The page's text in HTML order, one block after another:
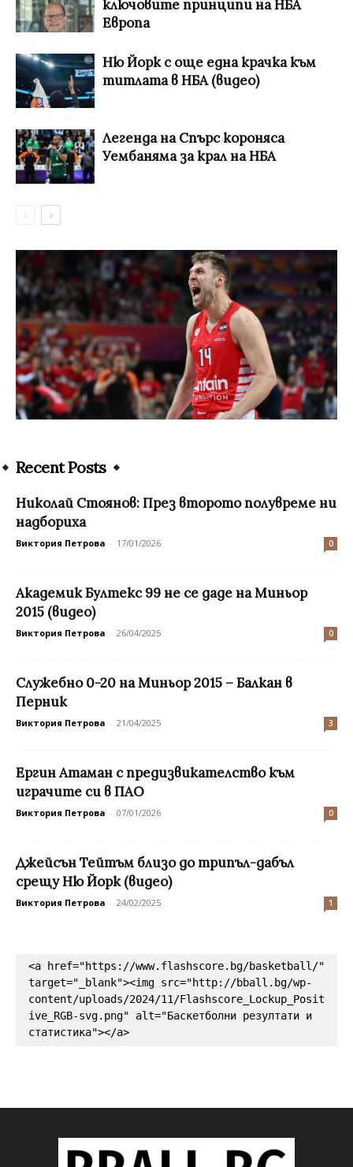
ключовите принципи на НБА
Европа
Ню Йорк с още една крачка към
титлата в НБА (видео)
Легенда на Спърс короняса
Уембаняма за крал на НБА
Recent Posts
Николай Стоянов: През второто полувреме ни
надбориха
Виктория Петрова - 17/01/2026 0
Академик Бултекс 99 не се даде на Миньор
2015 (видео)
Виктория Петрова - 26/04/2025 0
Служебно 0-20 на Миньор 2015 – Балкан в
Перник
Виктория Петрова - 21/04/2025 3
Ергин Атаман с предизвикателство към
играчите си в ПАО
Виктория Петрова - 07/01/2026 0
Джейсън Тейтъм близо до трипъл-дабъл
срещу Ню Йорк (видео)
Виктория Петрова - 24/02/2025 1
<a href="https://www.flashscore.bg/basketball/"
target="_blank"><img src="http://bball.bg/wp-
content/uploads/2024/11/Flashscore_Lockup_Posit
ive_RGB-svg.png" alt="Баскетболни резултати и
статистика"></a>